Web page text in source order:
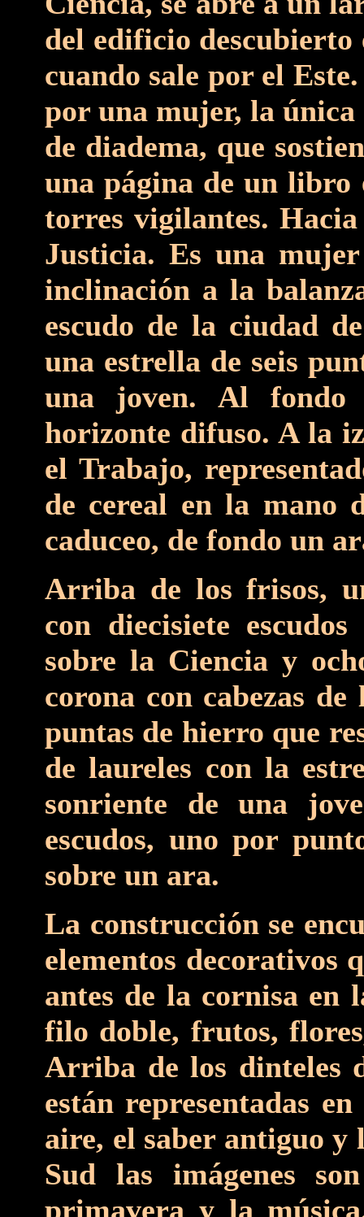
del edificio descubierto
cuando sale por el
por una mujer, la única
de diadema, que
una página de un libro
torres vigilantes.
Justicia. Es una
inclinación a la
escudo de la ciudad
una estrella de seis
una joven. Al fondo
horizonte difuso. A la
el Trabajo,
de cereal en la mano
caduceo, de fondo un
Arriba de los frisos,
con diecisiete
sobre la Ciencia y
corona con cabezas
puntas de hierro que
de laureles con la
sonriente de una
escudos, uno por
sobre un ara.
La construcción se
elementos decorativos
antes de la cornisa en
filo doble, frutos,
Arriba de los dinteles
están representadas
aire, el saber antiguo y
Sud las imágenes
primavera y la